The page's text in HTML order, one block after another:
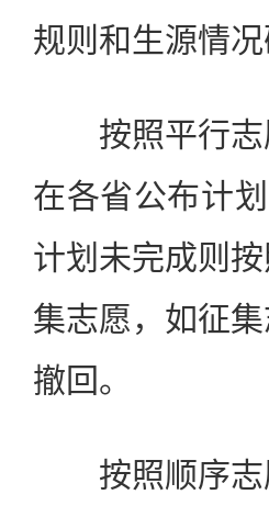
规则和生源情
按照平行志
在各省公布计
计划未完成则
集志愿，如征
撤回。
按照顺序志